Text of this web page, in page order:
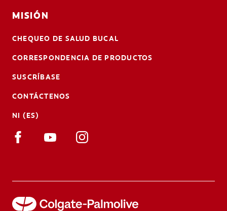
MISIÓN
CHEQUEO DE SALUD BUCAL
CORRESPONDENCIA DE PRODUCTOS
SUSCRÍBASE
CONTÁCTENOS
NI (ES)